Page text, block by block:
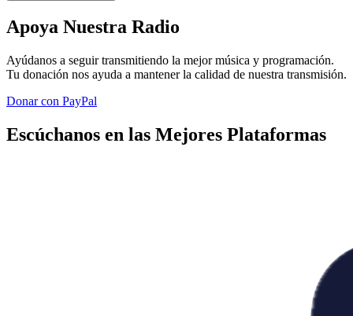
Apoya Nuestra Radio
Ayúdanos a seguir transmitiendo la mejor música y programación.
Tu donación nos ayuda a mantener la calidad de nuestra transmisión.
Donar con PayPal
Escúchanos en las Mejores Plataformas